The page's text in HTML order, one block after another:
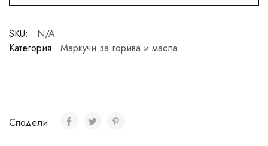
SKU:
N/A
Категория
Маркучи за горива и масла
Сподели